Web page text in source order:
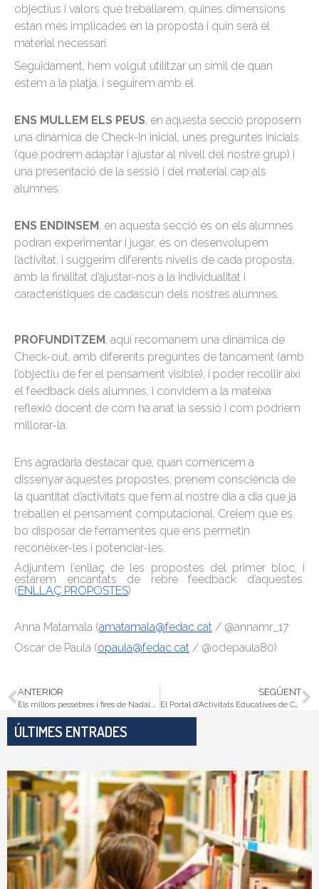
objectius i valors que treballarem, quines dimensions
estan més implicades en la proposta i quin serà el
material necessari.
Seguidament, hem volgut utilitzar un símil de quan
estem a la platja, i seguirem amb el
ENS MULLEM ELS PEUS, en aquesta secció proposem
una dinàmica de Check-In inicial, unes preguntes inicials
(que podrem adaptar i ajustar al nivell del nostre grup) i
una presentació de la sessió i del material cap als
alumnes.
ENS ENDINSEM , en aquesta secció és on els alumnes
podran experimentar i jugar, és on desenvolupem
l’activitat, i suggerim diferents nivells de cada proposta,
amb la finalitat d’ajustar-nos a la individualitat i
característiques de cadascun dels nostres alumnes.
PROFUNDITZEM , aquí recomanem una dinàmica de
Check-out, amb diferents preguntes de tancament (amb
l’objectiu de fer el pensament visible), i poder recollir així
el feedback dels alumnes, i convidem a la mateixa
reflexió docent de com ha anat la sessió i com podríem
millorar-la.
Ens agradaria destacar que, quan comencem a
dissenyar aquestes propostes, prenem consciència de
la quantitat d’activitats que fem al nostre dia a dia que ja
treballen el pensament computacional. Creiem que és
bo disposar de ferramentes que ens permetin
reconèixer-les i potenciar-les.
Adjuntem l’enllaç de les propostes del primer bloc, i
estarem encantats de rebre feedback d’aquestes.
(ENLLAÇ PROPOSTES)
Anna Matamala (amatamala@fedac.cat / @annamr_17
Oscar de Paula (opaula@fedac.cat / @odepaula80)
ANTERIOR
Els millors pessebres i fires de Nadal de Catalunya
SEGÜENT
El Portal d’Activitats Educatives de Catalunya compromès amb l’EDUCACIÓ.
ÚLTIMES ENTRADES